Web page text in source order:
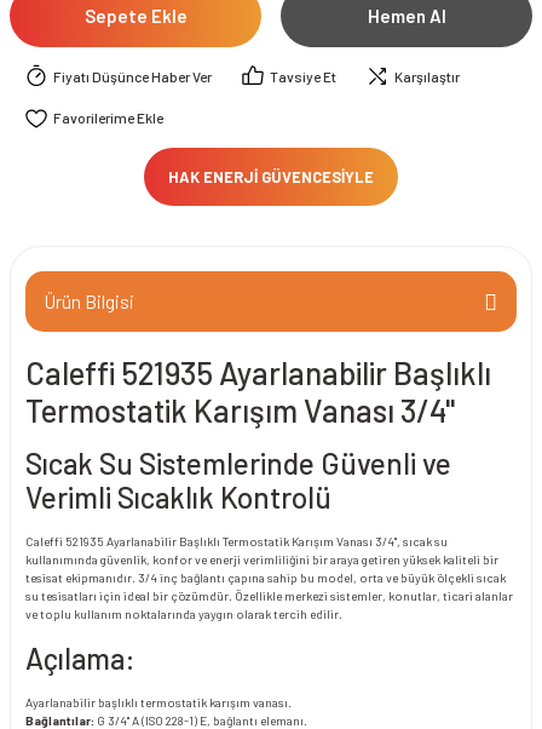
Sepete Ekle Hemen Al
Fiyatı Düşünce Haber Ver Tavsiye Et Karşılaştır
HAK ENERJİ GÜVENCESİYLE
Ürün Bilgisi
Caleffi 521935 Ayarlanabilir Başlıklı
Termostatik Karışım Vanası 3/4"
Sıcak Su Sistemlerinde Güvenli ve
Verimli Sıcaklık Kontrolü
Caleffi 521935 Ayarlanabilir Başlıklı Termostatik Karışım Vanası 3/4", sıcak su
kullanımında güvenlik, konfor ve enerji verimliliğini bir araya getiren yüksek kaliteli bir
tesisat ekipmanıdır. 3/4 inç bağlantı çapına sahip bu model, orta ve büyük ölçekli sıcak
su tesisatları için ideal bir çözümdür. Özellikle merkezi sistemler, konutlar, ticari alanlar
ve toplu kullanım noktalarında yaygın olarak tercih edilir.
Açılama:
Ayarlanabilir başlıklı termostatik karışım vanası.
Bağlantılar: G 3/4" A (ISO 228-1) E, bağlantı elemanı.